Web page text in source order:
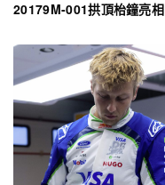
20179M-001拱頂枱鐘亮相